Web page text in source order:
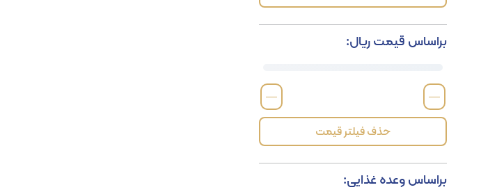
براساس قیمت ریال:
—
—
حذف فیلتر قیمت
براساس وعده غذایی: